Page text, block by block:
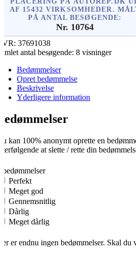
AF 15432 VIRKSOMHEDER.
PÅ ANTAL BESØGENDE:
Nr. 10764
37691038
antal besøgende: 8 visninger
Bedømmelser
Opret bedømmelse
Beskrivelse
Yderligere information
kan 100% anonymt oprette en
at slette / rette din
bedømmelser
Perfekt
Meget god
Gennemsnitlig
Dårlig
Meget dårlig
er endnu ingen bedømmelser. Skal du